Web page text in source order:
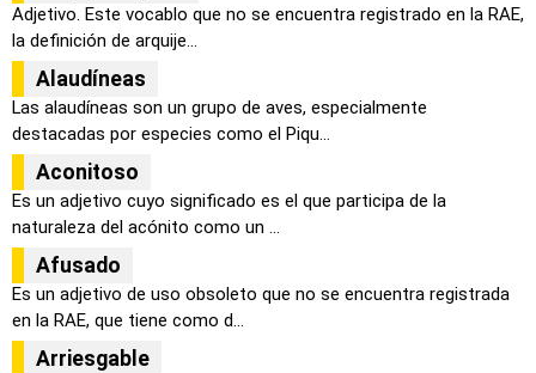
Adjetivo. Este vocablo que no se encuentra registrado en la RAE,
la definición de arquije...
Alaudíneas
Las alaudíneas son un grupo de aves, especialmente
destacadas por especies como el Piqu...
Aconitoso
Es un adjetivo cuyo significado es el que participa de la
naturaleza del acónito como un ...
Afusado
Es un adjetivo de uso obsoleto que no se encuentra registrada
en la RAE, que tiene como d...
Arriesgable